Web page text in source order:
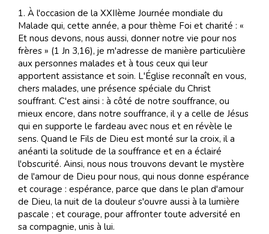
1. À l'occasion de la XXIIème Journée mondiale du
Malade qui, cette année, a pour thème Foi et charité : «
Et nous devons, nous aussi, donner notre vie pour nos
frères » (1 Jn 3,16), je m'adresse de manière particulière
aux personnes malades et à tous ceux qui leur
apportent assistance et soin. L'Église reconnaît en vous,
chers malades, une présence spéciale du Christ
souffrant. C'est ainsi : à côté de notre souffrance, ou
mieux encore, dans notre souffrance, il y a celle de Jésus
qui en supporte le fardeau avec nous et en révèle le
sens. Quand le Fils de Dieu est monté sur la croix, il a
anéanti la solitude de la souffrance et en a éclairé
l'obscurité. Ainsi, nous nous trouvons devant le mystère
de l'amour de Dieu pour nous, qui nous donne espérance
et courage : espérance, parce que dans le plan d'amour
de Dieu, la nuit de la douleur s'ouvre aussi à la lumière
pascale ; et courage, pour affronter toute adversité en
sa compagnie, unis à lui.